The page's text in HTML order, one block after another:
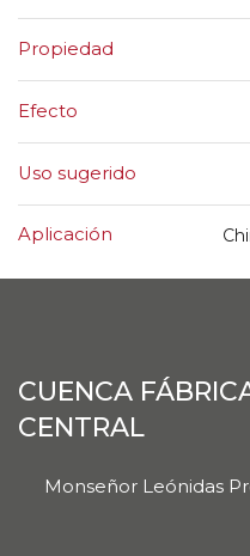
Propiedad
Efecto
Uso sugerido
Aplicación
CUENCA
CENTRAL
Monseñor Leónidas